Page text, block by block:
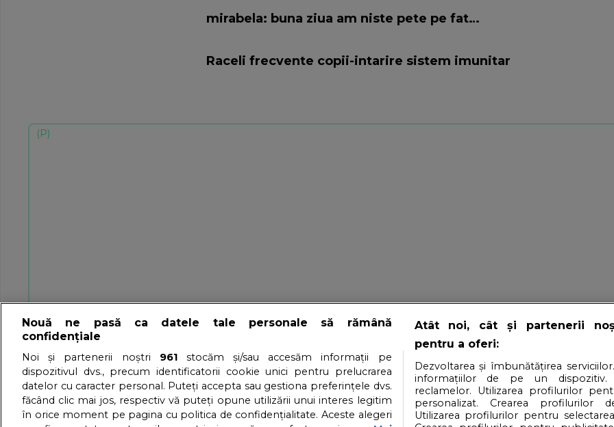
mirabela: buna ziua am niste pete pe fat…
Raceli frecvente copii-intarire sistem imunitar
Nouă ne pasă ca datele tale personale să rămână
confidențiale
Noi și partenerii noștri 961stocăm și/sau accesăm informații pe
dispozitivul dvs., precum identificatorii cookie unici pentru prelucrarea
datelor cu caracter personal. Puteți accepta sau gestiona preferințele dvs.
făcând clic mai jos, respectiv vă puteți opune utilizării unui interes legitim
în orice moment pe pagina cu politica de confidențialitate. Aceste alegeri
Atât noi, cât și partenerii
pentru a oferi:
Dezvoltarea și îmbunătățirea
informațiilor de pe un dispozitiv.
reclamelor. Utilizarea profilurilor
personalizat. Crearea profilurilor
Utilizarea profilurilor pentru